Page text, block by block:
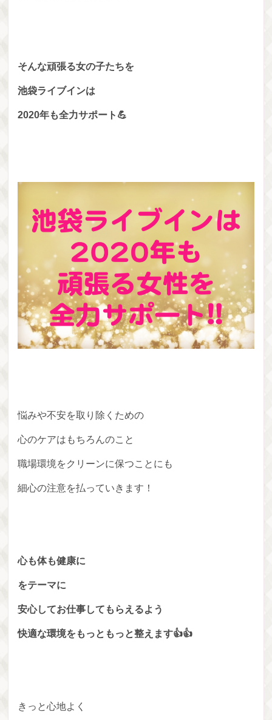
そんな頑張る女の子たちを
池袋ライブインは
2020年も全力サポート💪
悩みや不安を取り除くための
心のケアはもちろんのこと
職場環境をクリーンに保つことにも
細心の注意を払っていきます！
心も体も健康に
をテーマに
安心してお仕事してもらえるよう
快適な環境をもっともっと整えます👍👍
きっと心地よく